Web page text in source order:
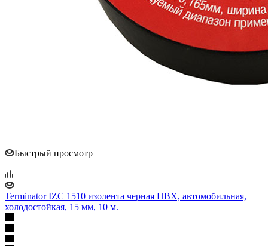
Быстрый просмотр
Terminator IZC 1510 изолента черная ПВХ, автомобильная,
холодостойкая, 15 мм, 10 м.